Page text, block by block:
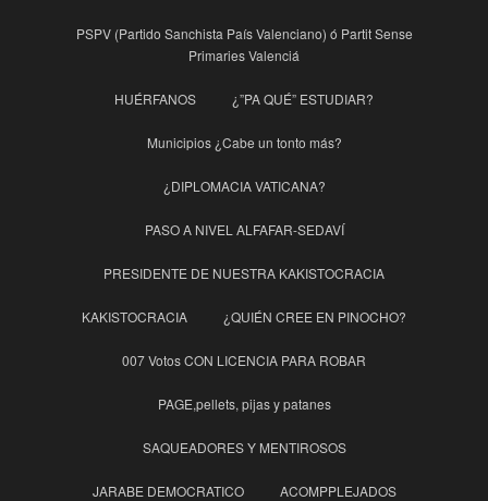
PSPV (Partido Sanchista País Valenciano) ó Partit Sense
Primaries Valenciá
HUÉRFANOS ¿”PA QUÉ” ESTUDIAR?
Municipios ¿Cabe un tonto más?
¿DIPLOMACIA VATICANA?
PASO A NIVEL ALFAFAR-SEDAVÍ
PRESIDENTE DE NUESTRA KAKISTOCRACIA
KAKISTOCRACIA ¿QUIÉN CREE EN PINOCHO?
007 Votos CON LICENCIA PARA ROBAR
PAGE,pellets, pijas y patanes
SAQUEADORES Y MENTIROSOS
JARABE DEMOCRATICO ACOMPPLEJADOS